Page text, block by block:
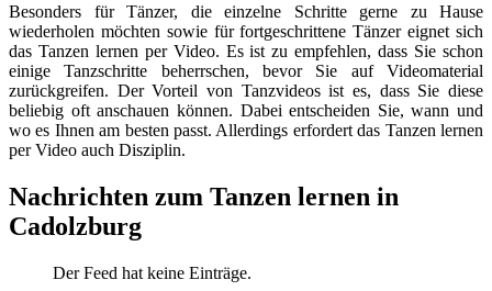
Besonders für Tänzer, die einzelne Schritte gerne zu Hause
wiederholen möchten sowie für fortgeschrittene Tänzer eignet sich
das Tanzen lernen per Video. Es ist zu empfehlen, dass Sie schon
einige Tanzschritte beherrschen, bevor Sie auf Videomaterial
zurückgreifen. Der Vorteil von Tanzvideos ist es, dass Sie diese
beliebig oft anschauen können. Dabei entscheiden Sie, wann und
wo es Ihnen am besten passt. Allerdings erfordert das Tanzen lernen
per Video auch Disziplin.
Nachrichten zum Tanzen lernen in
Cadolzburg
Der Feed hat keine Einträge.